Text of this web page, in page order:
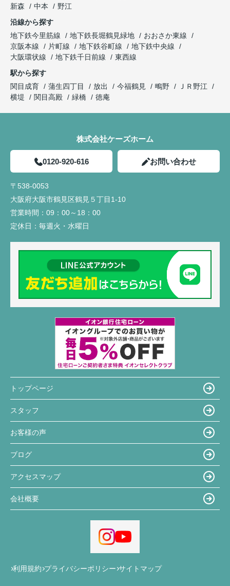
新森
中本
野江
沿線から探す
地下鉄今里筋線
地下鉄長堀鶴見緑地
おおさか東線
京阪本線
片町線 地下鉄谷町線
地下鉄中央線
大阪環状線
地下鉄千日前線
東西線
駅から探す
関目成育
蒲生四丁目 放出 今福鶴見 鴫野
ＪＲ野江
横堤
関目高殿 緑橋 徳庵
株式会社ケーズホーム
0120-920-616 お問い合わせ
〒538-0053
大阪府大阪市鶴見区鶴見５丁目1-10
営業時間： 09：00～18：00
定休日： 毎週火・水曜日
トップページ
スタッフ
お客様の声
ブログ
アクセスマップ
会社概要
利用規約 プライバシーポリシー サイトマップ